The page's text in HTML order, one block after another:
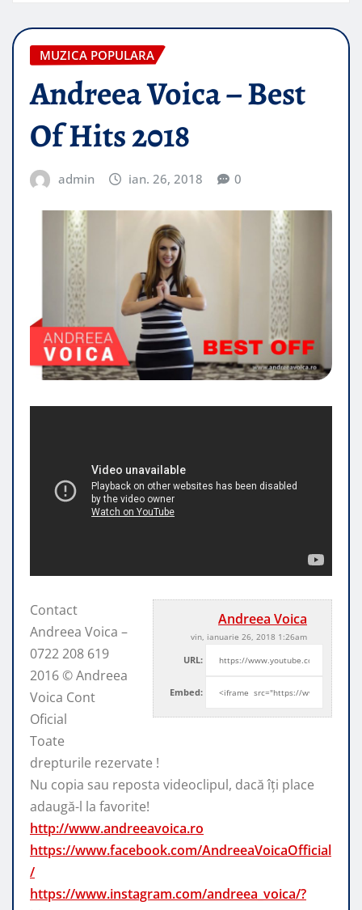
MUZICA POPULARA
Andreea Voica – Best
Of Hits 2018
admin ian. 26, 2018 0
Andreea Voica
vin, ianuarie 26, 2018 1:26am
URL:
Embed:
Contact
Andreea Voica –
0722 208 619
2016 © Andreea
Voica Cont
Oficial
Toate
drepturile rezervate !
Nu copia sau reposta videoclipul, dacăîți place
adaugă-l la favorite!
http://www.andreeavoica.ro
https://www.facebook.com/AndreeaVoicaOfficial
/
https://www.instagram.com/andreea_voica/?